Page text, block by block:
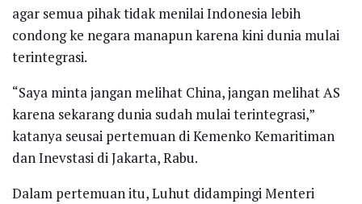
agar semua pihak tidak menilai Indonesia lebih
condong ke negara manapun karena kini dunia mulai
terintegrasi.
“Saya minta jangan melihat China, jangan melihat AS
karena sekarang dunia sudah mulai terintegrasi,”
katanya seusai pertemuan di Kemenko Kemaritiman
dan Inevstasi di Jakarta, Rabu.
Dalam pertemuan itu, Luhut didampingi Menteri